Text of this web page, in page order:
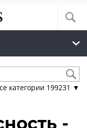
категории 199231 ▼
-